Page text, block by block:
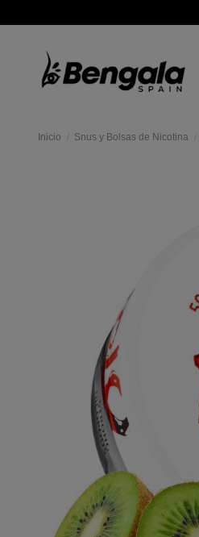
Inicio Snus y Bolsas de Nicotina